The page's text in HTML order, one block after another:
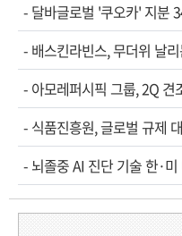
- 달바글로벌 '쿠오카' 지분
- 배스킨라빈스, 무더위 날
- 아모레퍼시픽 그룹, 2Q
- 식품진흥원, 글로벌 규제
- 뇌졸중 AI 진단 기술 한·